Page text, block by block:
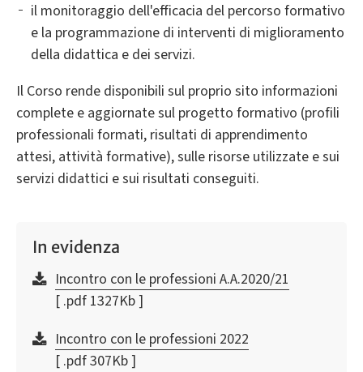
il monitoraggio dell'efficacia del percorso formativo
e la programmazione di interventi di miglioramento
della didattica e dei servizi.
Il Corso rende disponibili sul proprio sito informazioni
complete e aggiornate sul progetto formativo (profili
professionali formati, risultati di apprendimento
attesi, attività formative), sulle risorse utilizzate e sui
servizi didattici e sui risultati conseguiti.
In evidenza
Incontro con le professioni A.A.2020/21
[ .pdf 1327Kb ]
Incontro con le professioni 2022
[ .pdf 307Kb ]